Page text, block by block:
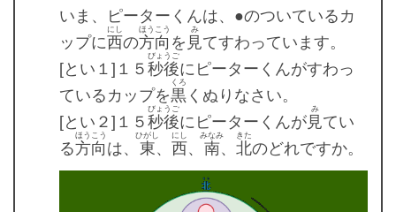
いま、ピーターくんは、●のついているカ
ップに西
にし
の方向
ほうこう
を 見
み
てすわっています。
[とい１]１５ 秒後
びょうご
にピーターくんがすわっ
ているカップを黒
くろ
くぬりなさい。
[とい２]１５ 秒後
びょうご
にピーターくんが見
み
てい
る方向
ほうこう
は、 東
ひがし
、 西
にし
、 南
みなみ
、 北
きた
のどれですか。